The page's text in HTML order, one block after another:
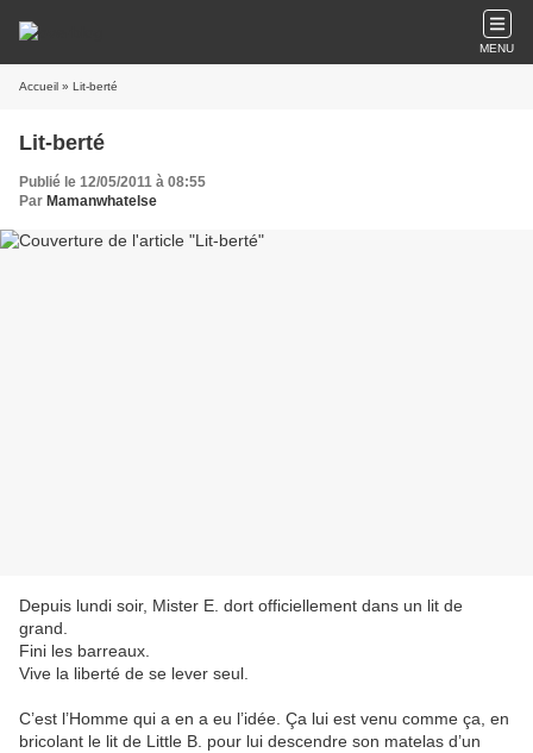
MENU
Accueil » Lit-berté
Lit-berté
Publié le 12/05/2011 à 08:55
Par Mamanwhatelse
Depuis lundi soir, Mister E. dort officiellement dans un lit de
grand.
Fini les barreaux.
Vive la liberté de se lever seul.
C’est l’Homme qui a en a eu l’idée. Ça lui est venu comme ça, en
bricolant le lit de Little B. pour lui descendre son matelas d’un